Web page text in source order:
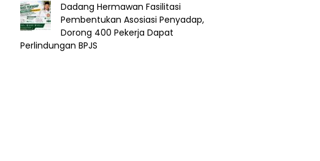
Dadang Hermawan Fasilitasi
Pembentukan Asosiasi Penyadap,
Dorong 400 Pekerja Dapat
Perlindungan BPJS